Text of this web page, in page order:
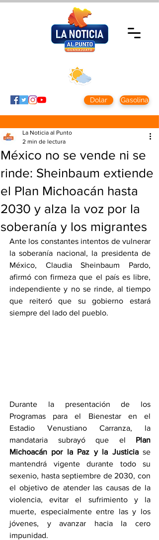
Dolar Gasolina
México no se vende ni se
rinde: Sheinbaum extiende
el Plan Michoacán hasta
2030 y alza la voz por la
soberanía y los migrantes
La Noticia al Punto
2 min de lectura
Ante los constantes intentos de vulnerar
la soberanía nacional, la presidenta de
México, Claudia Sheinbaum Pardo,
afirmó con firmeza que el país es libre,
independiente y no se rinde, al tiempo
que reiteró que su gobierno estará
siempre del lado del pueblo.
Durante la presentación de los
Programas para el Bienestar en el
Estadio Venustiano Carranza, la
mandataria subrayó que el Plan
Michoacán por la Paz y la Justicia se
mantendrá vigente durante todo su
sexenio, hasta septiembre de 2030, con
el objetivo de atender las causas de la
violencia, evitar el sufrimiento y la
muerte, especialmente entre las y los
jóvenes, y avanzar hacia la cero
impunidad.